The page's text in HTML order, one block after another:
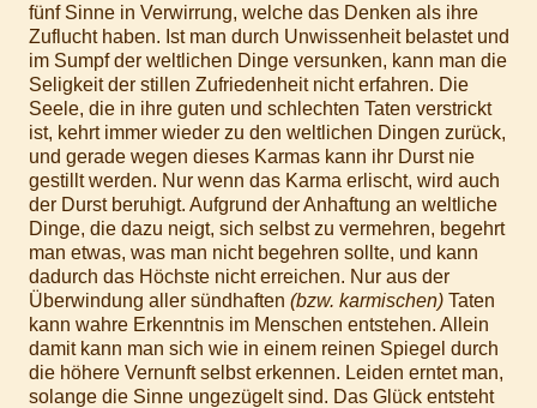
fünf Sinne in Verwirrung, welche das Denken als ihre
Zuflucht haben. Ist man durch Unwissenheit belastet und
im Sumpf der weltlichen Dinge versunken, kann man die
Seligkeit der stillen Zufriedenheit nicht erfahren. Die
Seele, die in ihre guten und schlechten Taten verstrickt
ist, kehrt immer wieder zu den weltlichen Dingen zurück,
und gerade wegen dieses Karmas kann ihr Durst nie
gestillt werden. Nur wenn das Karma erlischt, wird auch
der Durst beruhigt. Aufgrund der Anhaftung an weltliche
Dinge, die dazu neigt, sich selbst zu vermehren, begehrt
man etwas, was man nicht begehren sollte, und kann
dadurch das Höchste nicht erreichen. Nur aus der
Überwindung aller sündhaften (bzw. karmischen) Taten
kann wahre Erkenntnis im Menschen entstehen. Allein
damit kann man sich wie in einem reinen Spiegel durch
die höhere Vernunft selbst erkennen. Leiden erntet man,
solange die Sinne ungezügelt sind. Das Glück entsteht